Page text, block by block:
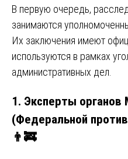
В первую очередь,
занимаются
Их заключения имеют
используются в рамках
административных дел.
1. Эксперты органов
(Федеральной
👨‍🚒